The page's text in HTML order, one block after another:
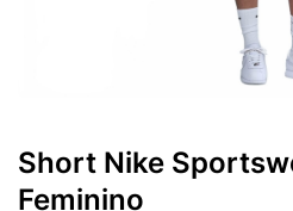
Short Nike
Feminino